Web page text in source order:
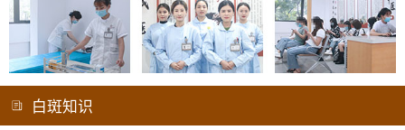
白斑知识